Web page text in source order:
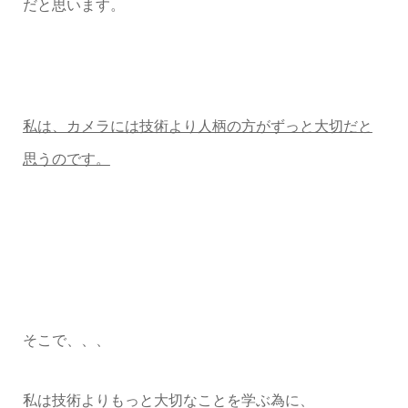
だと思います。
私は、カメラには技術より人柄の方がずっと大切だと
思うのです。
そこで、、、
私は技術よりもっと大切なことを学ぶ為に、